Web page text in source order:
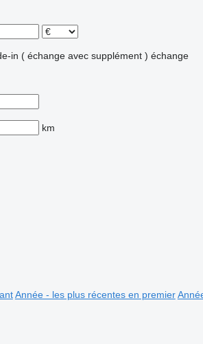
in ( échange avec supplément ) échange
km
Année - les plus récentes en premier